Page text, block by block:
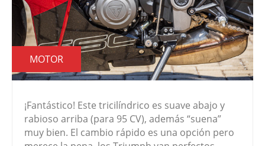
MOTOR
¡Fantástico! Este tricilíndrico es suave abajo y
rabioso arriba (para 95 CV), además “suena”
muy bien. El cambio rápido es una opción pero